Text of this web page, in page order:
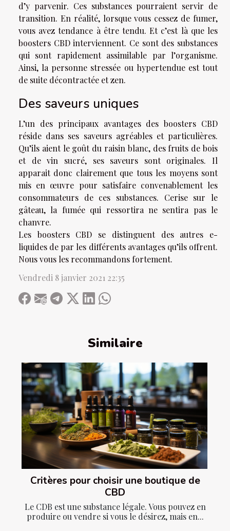
Similaire
Critères pour choisir une boutique de
CBD
Le CDB est une substance légale. Vous pouvez en
produire ou vendre si vous le désirez, mais en...
d’y parvenir. Ces substances pourraient servir de
transition. En réalité, lorsque vous cessez de fumer,
vous avez tendance à être tendu. Et c’est là que les
boosters CBD interviennent. Ce sont des substances
qui sont rapidement assimilable par l’organisme.
Ainsi, la personne stressée ou hypertendue est tout
de suite décontractée et zen.
Des saveurs uniques
L’un des principaux avantages des boosters CBD
réside dans ses saveurs agréables et particulières.
Qu’ils aient le goût du raisin blanc, des fruits de bois
et de vin sucré, ses saveurs sont originales. Il
apparait donc clairement que tous les moyens sont
mis en œuvre pour satisfaire convenablement les
consommateurs de ces substances. Cerise sur le
gâteau, la fumée qui ressortira ne sentira pas le
chanvre.
Les boosters CBD se distinguent des autres e-
liquides de par les différents avantages qu’ils offrent.
Nous vous les recommandons fortement.
Vendredi 8 janvier 2021 22:35